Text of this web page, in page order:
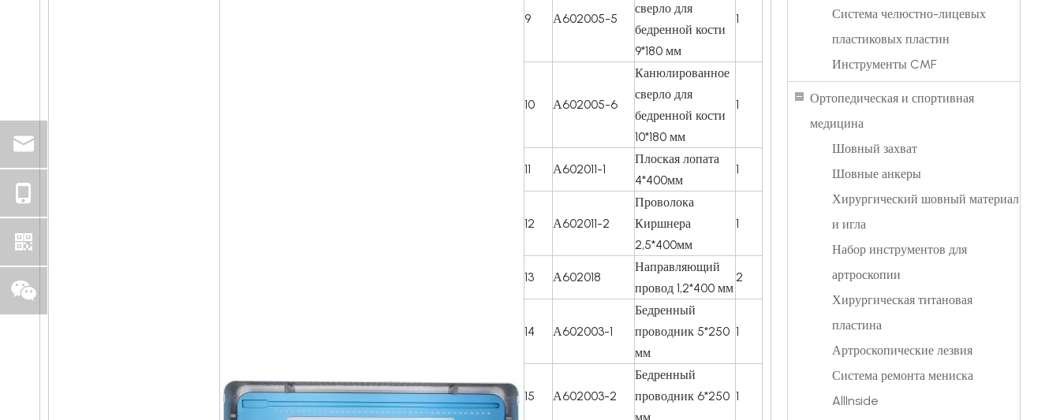
9 А602005-5
сверло для
бедренной кости
9*180 мм
1
10 А602005-6
Канюлированное
сверло для
бедренной кости
10*180 мм
1
11 А602011-1
Плоская лопата
4*400мм
1
12 А602011-2
Проволока
Киршнера
2,5*400мм
1
13 А602018
Направляющий
провод 1,2*400 мм
2
14 А602003-1
Бедренный
проводник 5*250
мм
1
15 А602003-2
Бедренный
проводник 6*250 1
Система челюстно-лицевых
пластиковых пластин
Инструменты CMF
Ортопедическая и спортивная
медицина
Шовный захват
Шовные анкеры
Хирургический шовный материал
и игла
Набор инструментов для
артроскопии
Хирургическая титановая
пластина
Артроскопические лезвия
Система ремонта мениска
AllInside